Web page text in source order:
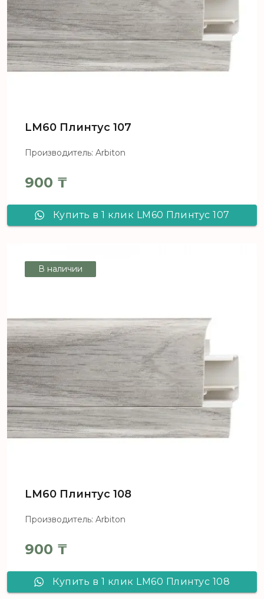
LM60 Плинтус 107
Производитель: Arbiton
900 ₸
Купить в 1 клик LM60 Плинтус 107
В наличии
LM60 Плинтус 108
Производитель: Arbiton
900 ₸
Купить в 1 клик LM60 Плинтус 108